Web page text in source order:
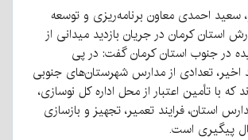
سعید احمدی معاون برنامه‌ریزی و توسعه
استان کرمان در جریان بازدید میدانی از
در جنوب استان کرمان گفت: در پی
اخیر، تعدادی از مدارس شهرستان‌های جنوبی
با تأمین اعتبار از محل اداره کل نوسازی،
استان، فرایند تعمیر، تجهیز و بازسازی
پیگیری است.